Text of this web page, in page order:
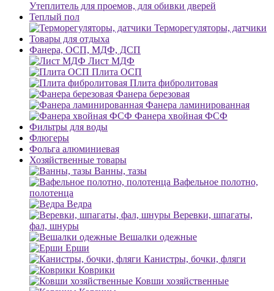
Утеплитель для проемов, для обивки дверей
Теплый пол
Терморегуляторы, датчики
Товары для отдыха
Фанера, ОСП, МДФ, ДСП
Лист МДФ
Плита ОСП
Плита фибролитовая
Фанера березовая
Фанера ламинированная
Фанера хвойная ФСФ
Фильтры для воды
Флюгеры
Фольга алюминиевая
Хозяйственные товары
Ванны, тазы
Вафельное полотно,
полотенца
Ведра
Веревки, шпагаты,
фал, шнуры
Вешалки одежные
Ерши
Канистры, бочки, фляги
Коврики
Ковши хозяйственные